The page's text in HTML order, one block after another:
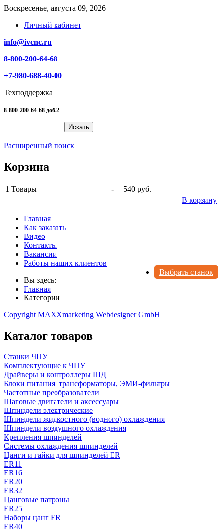
Воскресенье, августа 09, 2026
Личный кабинет
info@ivcnc.ru
8-800-200-64-68
+7-980-688-40-00
Техподдержка
8-800-200-64-68 доб.2
Расширенный поиск
Корзина
1 Товары -
540 руб.
В корзину
Главная
Как заказать
Видео
Контакты
Вакансии
Работы наших клиентов
Выбрать станок
Вы здесь:
Главная
Категории
Copyright MAXXmarketing Webdesigner GmbH
Каталог товаров
Станки ЧПУ
Комплектующие к ЧПУ
Драйверы и контроллеры ШД
Блоки питания, трансформаторы, ЭМИ-фильтры
Частотные преобразователи
Шаговые двигатели и аксессуары
Шпиндели электрические
Шпиндели жидкостного (водного) охлаждения
Шпиндели воздушного охлаждения
Крепления шпинделей
Системы охлаждения шпинделей
Цанги и гайки для шпинделей ER
ER11
ER16
ER20
ER32
Цанговые патроны
ER25
Наборы цанг ER
ER40